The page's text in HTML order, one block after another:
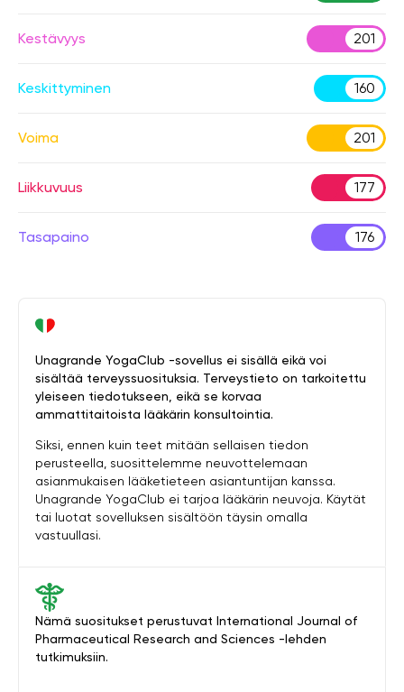
Kestävyys 201
Keskittyminen 160
Voima 201
Liikkuvuus 177
Tasapaino 176
Nämä suositukset perustuvat International Journal of
Pharmaceutical Research and Sciences -lehden
tutkimuksiin.
Unagrande YogaClub -sovellus ei sisällä eikä voi
sisältää terveyssuosituksia. Terveystieto on tarkoitettu
yleiseen tiedotukseen, eikä se korvaa
ammattitaitoista lääkärin konsultointia.
Siksi, ennen kuin teet mitään sellaisen tiedon
perusteella, suosittelemme neuvottelemaan
asianmukaisen lääketieteen asiantuntijan kanssa.
Unagrande YogaClub ei tarjoa lääkärin neuvoja. Käytät
tai luotat sovelluksen sisältöön täysin omalla
vastuullasi.